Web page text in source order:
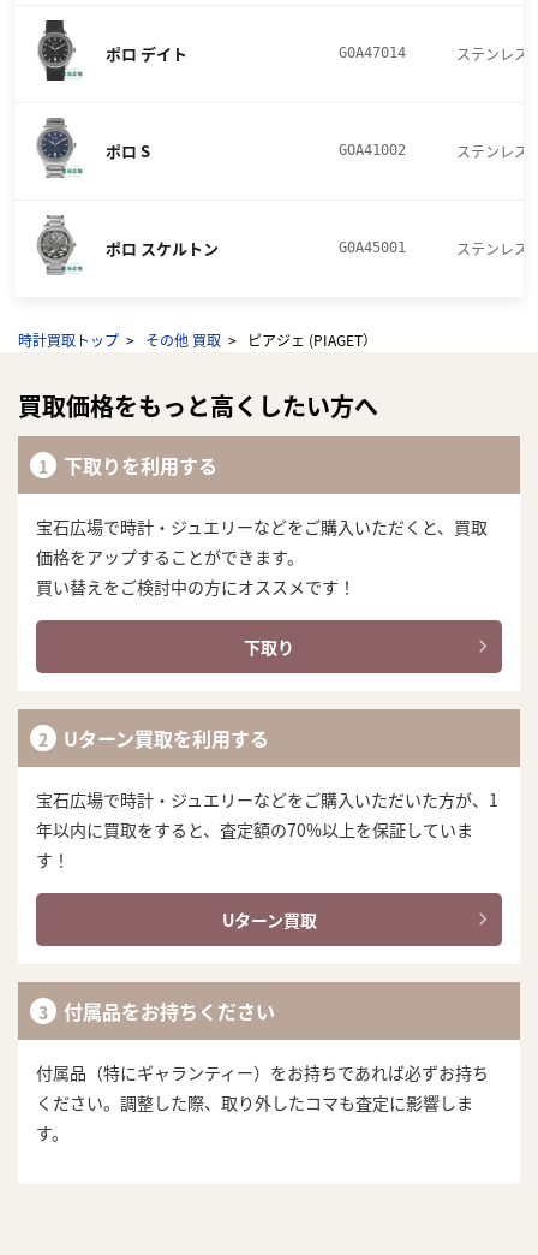
ポロ デイト G0A47014 ステンレス
ポロ S GOA41002 ステンレス
ポロ スケルトン G0A45001 ステンレス
時計買取トップ その他 買取 ピアジェ (PIAGET）
買取価格をもっと高くしたい方へ
下取りを利用する
宝石広場で時計・ジュエリーなどをご購入いただくと、買取
価格をアップすることができます。
買い替えをご検討中の方にオススメです！
下取り
Uターン買取を利用する
宝石広場で時計・ジュエリーなどをご購入いただいた方が、1
年以内に買取をすると、査定額の70%以上を保証していま
す！
Uターン買取
付属品をお持ちください
付属品（特にギャランティー）をお持ちであれば必ずお持ち
ください。調整した際、取り外したコマも査定に影響しま
す。